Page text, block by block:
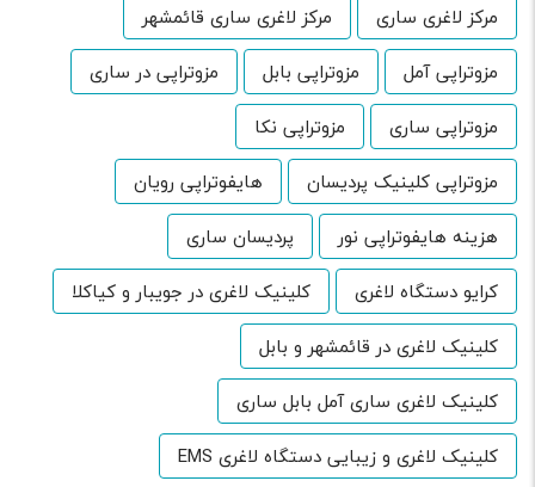
مرکز لاغری ساری
مرکز لاغری ساری قائمشهر
مزوتراپی آمل
مزوتراپی بابل
مزوتراپی در ساری
مزوتراپی ساری
مزوتراپی نکا
مزوتراپی کلینیک پردیسان
هایفوتراپی رویان
هزینه هایفوتراپی نور
پردیسان ساری
کرایو دستگاه لاغری
کلینیک لاغری در جویبار و کیاکلا
کلینیک لاغری در قائمشهر و بابل
کلینیک لاغری ساری آمل بابل ساری
کلینیک لاغری و زیبایی دستگاه لاغری EMS